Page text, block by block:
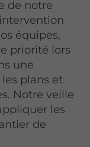
de notre
équipes,
priorité lors
une
plans et
Notre veille
les
de